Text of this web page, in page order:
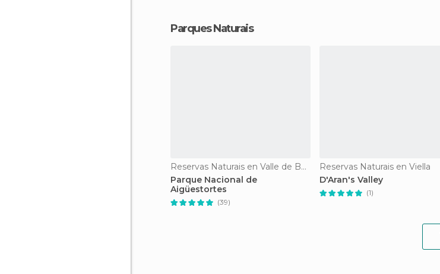
Parques Naturais
Reservas Naturais en Valle de Bohí
Parque Nacional de
Aigüestortes
(39)
Reservas Naturais en Viella
D'Aran's Valley
(1)